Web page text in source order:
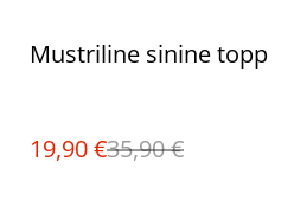
%
Mustriline sinine topp
19,90 €35,90 €